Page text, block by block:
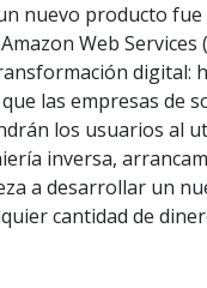
nuevo producto
Web Services
digital:
las empresas de
los usuarios al
inversa,
a desarrollar un
cantidad de